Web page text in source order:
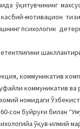
ўқитувчининг
мотивацион
психологик
коммуникатив
коммуникатив
номидаги
сон буйруғи билан
ўқув-илмий